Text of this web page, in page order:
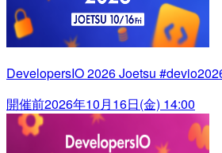
DevelopersIO 2026 Joetsu
開催前2026年10月16日(金) 14:00